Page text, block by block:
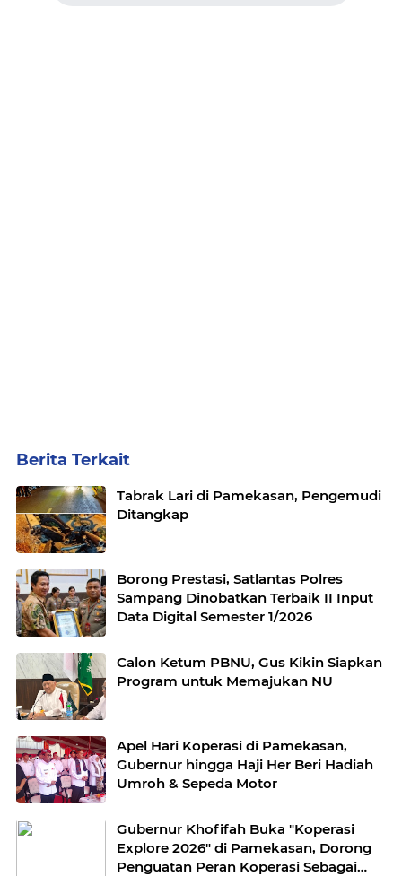
Berita Terkait
Tabrak Lari di Pamekasan, Pengemudi
Ditangkap
Borong Prestasi, Satlantas Polres
Sampang Dinobatkan Terbaik II Input
Data Digital Semester 1/2026
Calon Ketum PBNU, Gus Kikin Siapkan
Program untuk Memajukan NU
Apel Hari Koperasi di Pamekasan,
Gubernur hingga Haji Her Beri Hadiah
Umroh & Sepeda Motor
Gubernur Khofifah Buka "Koperasi
Explore 2026" di Pamekasan, Dorong
Penguatan Peran Koperasi Sebagai